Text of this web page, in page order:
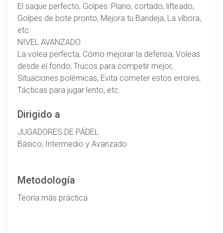
El saque perfecto, Golpes: Plano, cortado, lifteado,
Golpes de bote pronto, Mejora tu Bandeja, La víbora,
etc.
NIVEL AVANZADO
La volea perfecta, Cómo mejorar la defensa, Voleas
desde el fondo, Trucos para competir mejor,
Situaciones polémicas, Evita cometer estos errores,
Tácticas para jugar lento, etc.
Dirigido a
JUGADORES DE PÁDEL
Básico, Intermedio y Avanzado
Metodología
Teoría más práctica